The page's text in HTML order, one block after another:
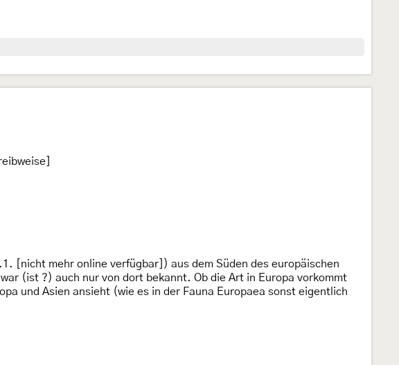
[nicht mehr online verfügbar]) aus dem Süden des europäischen
(ist ?) auch nur von dort bekannt. Ob die Art in Europa vorkommt
und Asien ansieht (wie es in der Fauna Europaea sonst eigentlich